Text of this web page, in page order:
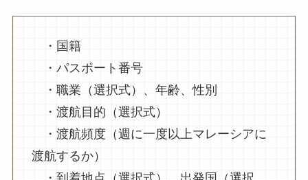
・国籍
・パスポート番号
・職業（選択式）、年齢、性別
・渡航目的（選択式）
・渡航頻度（週に一度以上マレーシアに
渡航するか）